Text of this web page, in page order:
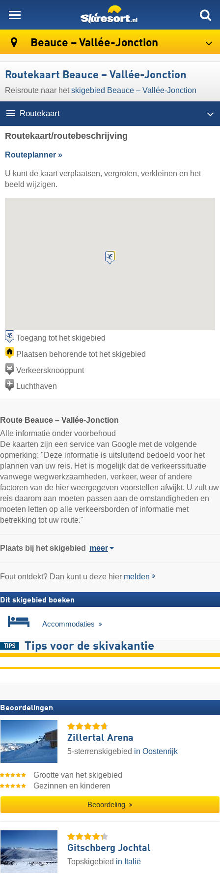
Beauce – Vallée-Jonction
Routekaart Beauce – Vallée-Jonction
Reisroute naar hetskigebied Beauce – Vallée-Jonction
Routekaart
Routekaart/routebeschrijving
Routeplanner »
U kunt de kaart verplaatsen, vergroten, verkleinen en het
beeld wijzigen.
Toegang tot het skigebied
Plaatsen behorende tot het skigebied
Verkeersknooppunt
Luchthaven
Route Beauce – Vallée-Jonction
Alle informatie onder voorbehoud
De kaarten zijn een service van Google met de volgende
opmerking: "Deze informatie is uitsluitend bedoeld voor het
plannen van uw reis. Het is mogelijk dat de verkeerssituatie
vanwege wegwerkzaamheden, verkeer, weer of andere
factoren van de hier weergegeven voorstellen afwijkt. U zult uw
reis daarom aan moeten passen aan de omstandigheden en
moeten letten op alle verkeersborden of informatie met
betrekking tot uw route."
Plaats bij het skigebied meer
Fout ontdekt? Dan kunt u deze hier melden
Dit skigebied boeken
Accommodaties
Tips voor de skivakantie
Beoordelingen
Zillertal Arena
5-sterrenskigebied in Oostenrijk
Grootte van het skigebied
Gezinnen en kinderen
Beoordeling
Gitschberg Jochtal
Topskigebied in Italië